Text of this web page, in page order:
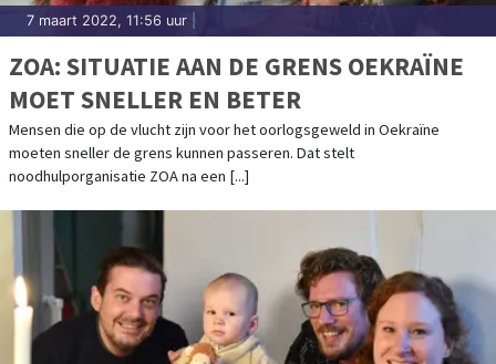
7 maart 2022, 11:56 uur
ZOA: SITUATIE AAN DE GRENS OEKRAÏNE
MOET SNELLER EN BETER
Mensen die op de vlucht zijn voor het oorlogsgeweld in Oekraïne
moeten sneller de grens kunnen passeren. Dat stelt
noodhulporganisatie ZOA na een [...]